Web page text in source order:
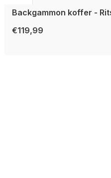
Backgammon koffer -
€119,99